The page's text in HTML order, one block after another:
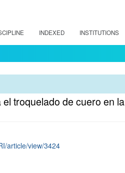
INDEXED INSTITUTIONS
troquelado de cuero en la
article/view/3424